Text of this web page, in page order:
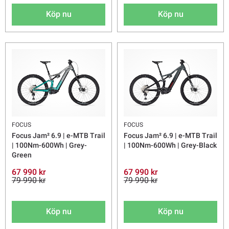
Köp nu Köp nu
FOCUS
Focus Jam² 6.9 | e-MTB Trail
| 100Nm-600Wh | Grey-
Green
67 990 kr
79 990 kr
Köp nu
FOCUS
Focus Jam² 6.9 | e-MTB Trail
| 100Nm-600Wh | Grey-Black
67 990 kr
79 990 kr
Köp nu